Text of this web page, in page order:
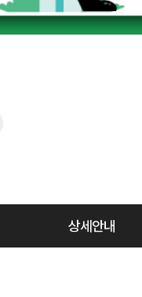
상세안내